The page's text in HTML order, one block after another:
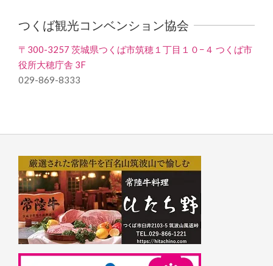
つくば観光コンベンション協会
〒300-3257 茨城県つくば市筑穂１丁目１０−４ つくば市
役所大穂庁舎 3F
029-869-8333